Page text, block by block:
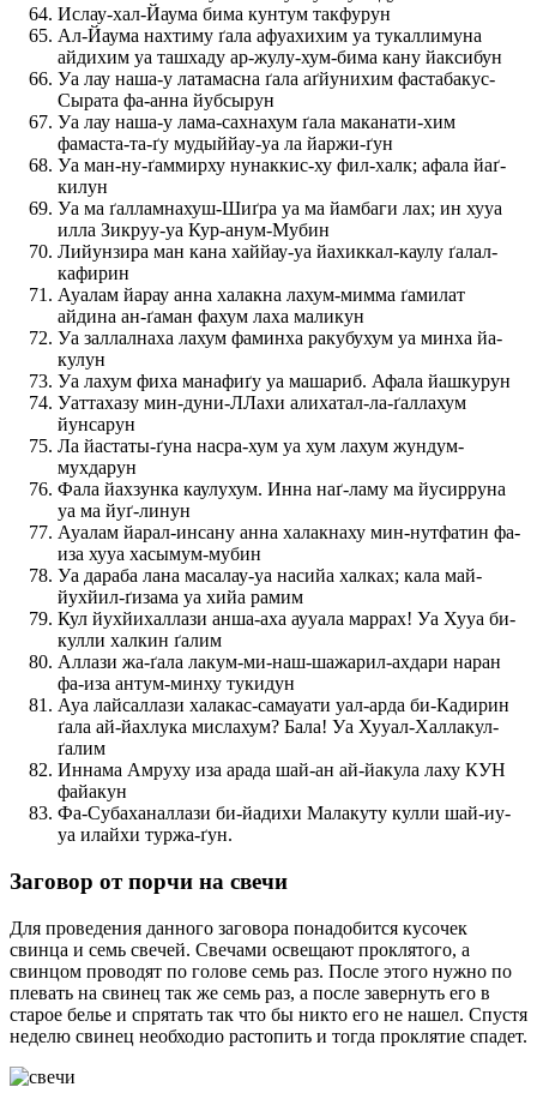
Ислау-хал-Йаума бима кунтум такфурун
Ал-Йаума нахтиму ґала афуахихим уа тукаллимуна
айдихим уа ташхаду ар-жулу-хум-бима кану йаксибун
Уа лау наша-у латамасна ґала аґйунихим фастабакус-
Сырата фа-анна йубсырун
Уа лау наша-у лама-сахнахум ґала маканати-хим
фамаста-та-ґу мудыййау-уа ла йаржи-ґун
Уа ман-ну-ґаммирху нунаккис-ху фил-халк; афала йаґ-
килун
Уа ма ґалламнахуш-Шиґра уа ма йамбаги лах; ин хууа
илла Зикруу-уа Кур-анум-Мубин
Лийунзира ман кана хаййау-уа йахиккал-каулу ґалал-
кафирин
Ауалам йарау анна халакна лахум-мимма ґамилат
айдина ан-ґаман фахум лаха маликун
Уа заллалнаха лахум фаминха ракубухум уа минха йа-
кулун
Уа лахум фиха манафиґу уа машариб. Афала йашкурун
Уаттахазу мин-дуни-ЛЛахи алихатал-ла-ґаллахум
йунсарун
Ла йастаты-ґуна насра-хум уа хум лахум жундум-
мухдарун
Фала йахзунка каулухум. Инна наґ-ламу ма йусирруна
уа ма йуґ-линун
Ауалам йарал-инсану анна халакнаху мин-нутфатин фа-
иза хууа хасымум-мубин
Уа дараба лана масалау-уа насийа халках; кала май-
йухйил-ґизама уа хийа рамим
Кул йухйихаллази анша-аха аууала маррах! Уа Хууа би-
кулли халкин ґалим
Аллази жа-ґала лакум-ми-наш-шажарил-ахдари наран
фа-иза антум-минху тукидун
Ауа лайсаллази халакас-самауати уал-арда би-Кадирин
ґала ай-йахлука мислахум? Бала! Уа Хууал-Халлакул-
ґалим
Иннама Амруху иза арада шай-ан ай-йакула лаху КУН
файакун
Фа-Субаханаллази би-йадихи Малакуту кулли шай-иу-
уа илайхи туржа-ґун.
Заговор от порчи на свечи
Для проведения данного заговора понадобится кусочек
свинца и семь свечей. Свечами освещают проклятого, а
свинцом проводят по голове семь раз. После этого нужно по
плевать на свинец так же семь раз, а после завернуть его в
старое белье и спрятать так что бы никто его не нашел. Спустя
неделю свинец необходио растопить и тогда проклятие спадет.